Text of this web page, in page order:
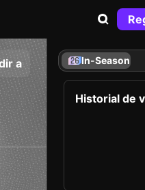
a In-Season
Historial de